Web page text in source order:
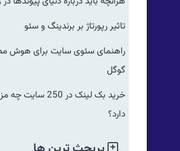
تاثیر رپورتاژ بر برندینگ و سئو
راهنمای سئوی سایت برای هوش
گوگل
خرید بک لینک در 250 سایت چه
دارد؟